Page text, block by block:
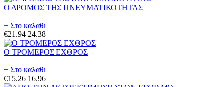
Ο ΔΡΟΜΟΣ ΤΗΣ ΠΝΕΥΜΑΤΙΚΟΤΗΤΑΣ
+ Στο καλαθι
€21.94 24.38
Ο ΤΡΟΜΕΡΟΣ ΕΧΘΡΟΣ
+ Στο καλαθι
€15.26 16.96